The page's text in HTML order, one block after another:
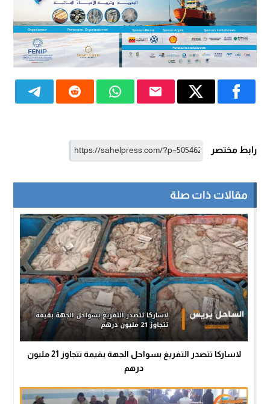
رابط مختصر
مقالات ذات صلة
لاساركا تتصدر التفريغ بسواحل الجهة بقيمة تتجاوز 21 مليون
درهم